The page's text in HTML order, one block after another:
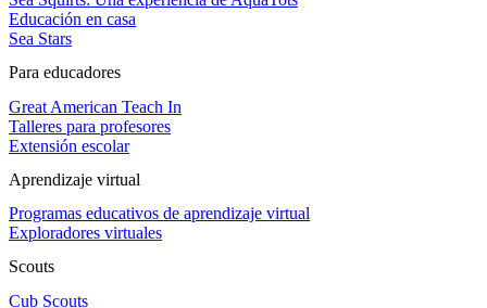
Educación en casa
Sea Stars
Para educadores
Great American Teach In
Talleres para profesores
Extensión escolar
Aprendizaje virtual
Programas educativos de aprendizaje virtual
Exploradores virtuales
Scouts
Cub Scouts